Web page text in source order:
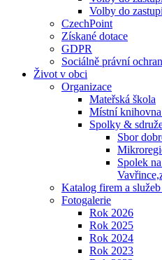
Volby do
CzechPoint
Získané dotace
GDPR
Sociálně právní
Život v obci
Organizace
Mateřská škola
Místní
Spolky &
Sbor
Spolek
Katalog firem a
Fotogalerie
Rok 2026
Rok 2025
Rok 2024
Rok 2023